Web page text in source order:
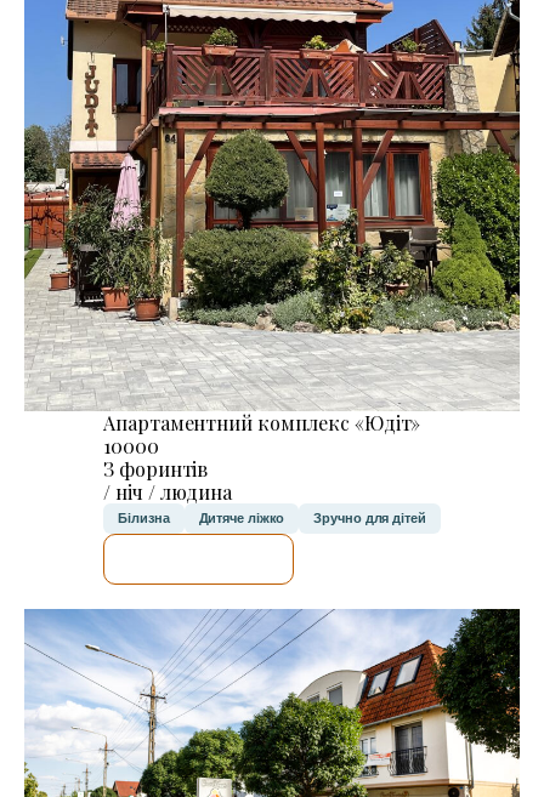
Апартаментний комплекс «Юдіт»
10000
З форинтів
/ ніч / людина
Білизна Дитяче ліжко Зручно для дітей